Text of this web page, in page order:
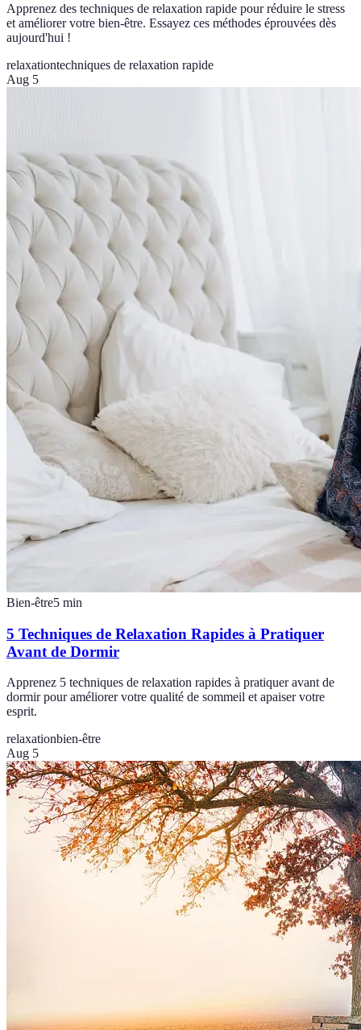
Apprenez des techniques de relaxation rapide pour réduire le stress
et améliorer votre bien-être. Essayez ces méthodes éprouvées dès
aujourd'hui !
relaxationtechniques de relaxation rapide
Aug 5
Bien-être5 min
5 Techniques de Relaxation Rapides à Pratiquer
Avant de Dormir
Apprenez 5 techniques de relaxation rapides à pratiquer avant de
dormir pour améliorer votre qualité de sommeil et apaiser votre
esprit.
relaxationbien-être
Aug 5